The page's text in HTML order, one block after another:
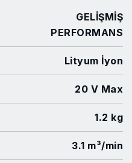
GELİŞMİŞ
PERFORMANS
Lityum İyon
20 V Max
1.2 kg
3.1 m³/min